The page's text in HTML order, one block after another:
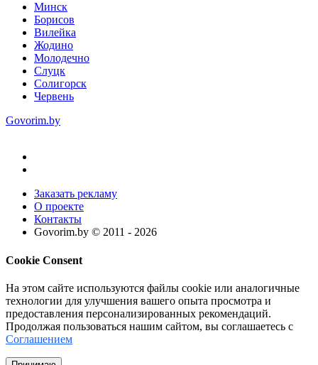
Минск
Борисов
Вилейка
Жодино
Молодечно
Слуцк
Солигорск
Червень
Govorim.by
Заказать рекламу
О проекте
Контакты
Govorim.by © 2011 - 2026
Cookie Consent
На этом сайте используются файлы cookie или аналогичные
технологии для улучшения вашего опыта просмотра и
предоставления персонализированных рекомендаций.
Продолжая пользоваться нашим сайтом, вы соглашаетесь с
Соглашением